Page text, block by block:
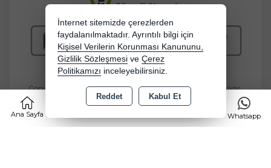
Ana Sayfa Whatsapp
Copyright 2026 bebekbeziburada.com - Tüm hakları saklıdır.
Kredi kartı bilgileriniz 256bit SSL sertifikası ile korunmaktadır.
İnternet sitemizde çerezlerden
faydalanılmaktadır. Ayrıntılı bilgi için
Kişisel Verilerin Korunması Kanununu,
Gizlilik Sözleşmesi ve Çerez
Politikamızı inceleyebilirsiniz.
Reddet Kabul Et